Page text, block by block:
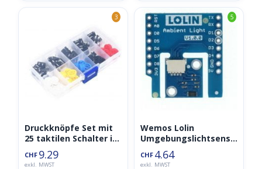
3
Druckknöpfe Set mit
25 taktilen Schalter in
vier Farben
CHF 9.29
exkl. MWST
5
Wemos Lolin
Umgebungslichtsenso
r (Ambient Light)
V1.0.0 BH1750FVI
CHF 4.64
exkl. MWST